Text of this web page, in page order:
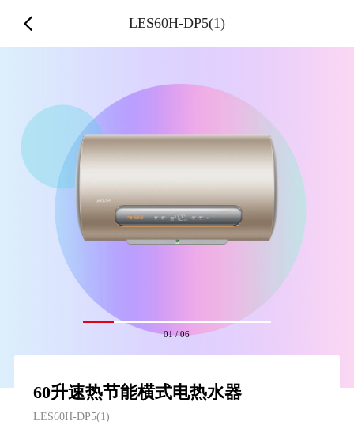
01/06
60升速热节能横式电热水器
LES60H-DP5(1)
LES60H-DP5(1)